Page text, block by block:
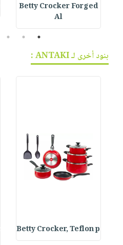
Betty Crocker Forged
Al
1
2
3
بنود أخرى لـ ANTAKI :
Betty Crocker, Teflon p